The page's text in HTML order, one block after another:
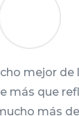
mejor de
más que
más